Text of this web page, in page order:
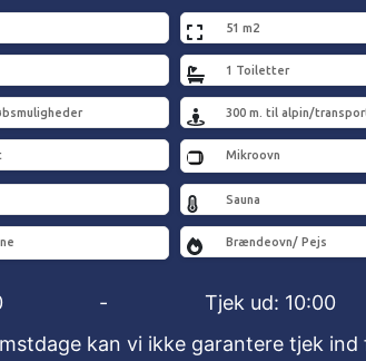
51 m2
1 Toiletter
300 m. til alpin/
Mikroovn
Sauna
Brændeovn/ Pejs
-
Tjek ud: 10:00
kan vi ikke garantere tjek